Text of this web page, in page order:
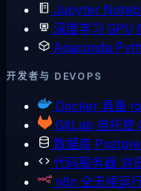
Jupyter
深度学习 GPU
Anaconda
开发者与 DEVOPS
Docker 具备
GitLab 自托管
数据库
代码服务器 浏
n8n 全天候运